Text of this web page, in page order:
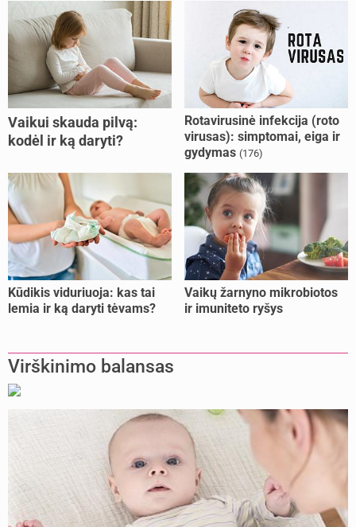
Vaikui skauda pilvą:
kodėl ir ką daryti?
Rotavirusinė infekcija (roto
virusas): simptomai, eiga ir
gydymas (176)
Kūdikis viduriuoja: kas tai
lemia ir ką daryti tėvams?
Vaikų žarnyno mikrobiotos
ir imuniteto ryšys
Virškinimo balansas